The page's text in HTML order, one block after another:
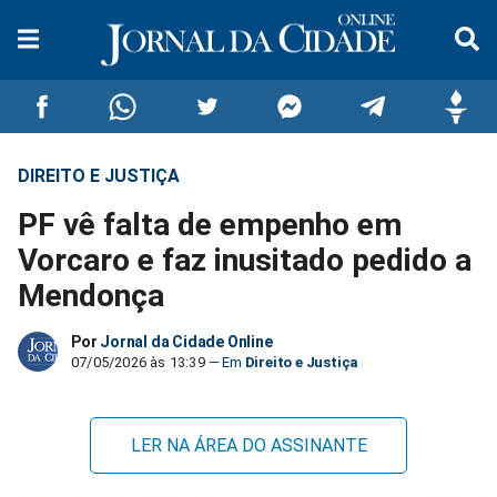
Compartilhar
no
Facebook
Compartilhar
no
Whatsapp
Compartilhar
no
no
no
DIREITO E JUSTIÇA
PF vê falta de empenho em
Vorcaro e faz inusitado pedido a
Mendonça
Por Jornal da Cidade Online
07/05/2026 às 13:39 Direito e Justiça
LER NA ÁREA DO ASSINANTE